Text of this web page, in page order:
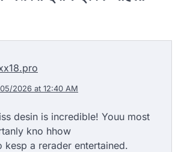
2026 at 12:40 AM
desin is incredible! Youu most
kno hhow
kesp a rerader entertained.